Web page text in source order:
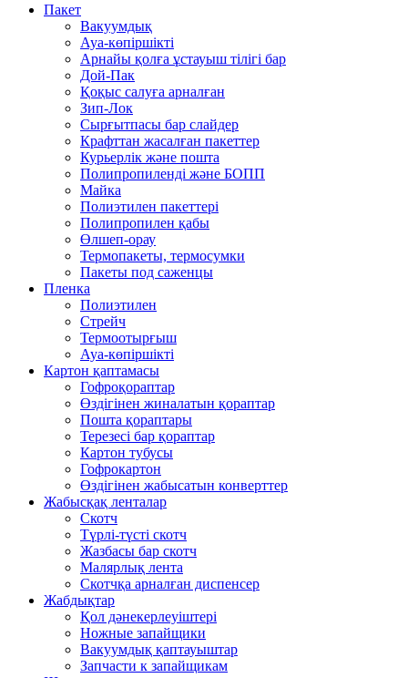
Пакет
Вакуумдық
Ауа-көпіршікті
Арнайы қолға ұстауыш тілігі бар
Дой-Пак
Қоқыс салуға арналған
Зип-Лок
Сырғытпасы бар слайдер
Крафттан жасалған пакеттер
Курьерлік және пошта
Полипропиленді және БОПП
Майка
Полиэтилен пакеттері
Полипропилен қабы
Өлшеп-орау
Термопакеты, термосумки
Пакеты под саженцы
Пленка
Полиэтилен
Стрейч
Термоотырғыш
Ауа-көпіршікті
Картон қаптамасы
Гофроқораптар
Өздігінен жиналатын қораптар
Пошта қораптары
Терезесі бар қораптар
Картон тубусы
Гофрокартон
Өздігінен жабысатын конверттер
Жабысқақ ленталар
Скотч
Түрлі-түсті скотч
Жазбасы бар скотч
Малярлық лента
Скотчқа арналған диспенсер
Жабдықтар
Қол дәнекерлеуіштері
Ножные запайщики
Вакуумдық қаптауыштар
Запчасти к запайщикам